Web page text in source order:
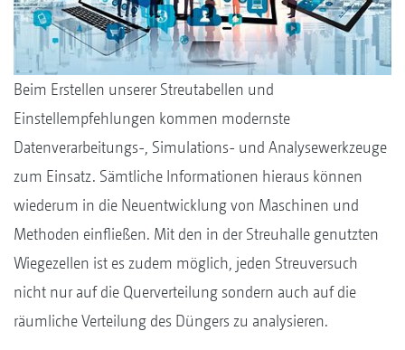
Beim Erstellen unserer Streutabellen und
Einstellempfehlungen kommen modernste
Datenverarbeitungs-, Simulations- und Analysewerkzeuge
zum Einsatz. Sämtliche Informationen hieraus können
wiederum in die Neuentwicklung von Maschinen und
Methoden einfließen. Mit den in der Streuhalle genutzten
Wiegezellen ist es zudem möglich, jeden Streuversuch
nicht nur auf die Querverteilung sondern auch auf die
räumliche Verteilung des Düngers zu analysieren.